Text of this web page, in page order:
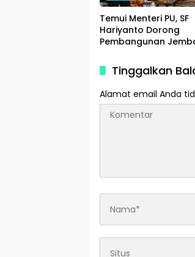
Temui Menteri PU, SF
Hariyanto Dorong
Pembangunan
SaktiTinggalkan
Alamat email Anda